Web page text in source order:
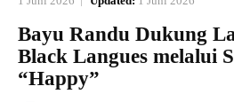
Bayu Randu Dukung
Black Langues melalui
“Happy”